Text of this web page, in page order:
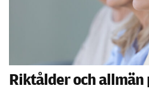
Riktålder och allmän